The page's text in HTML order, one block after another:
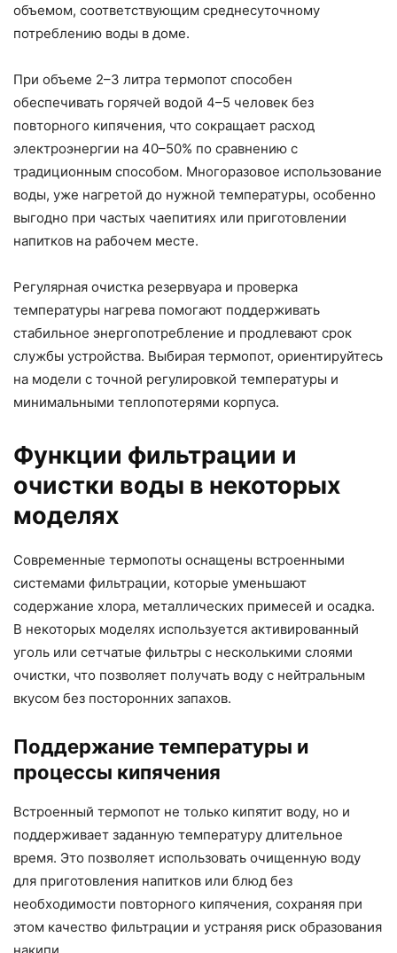
объемом, соответствующим среднесуточному
потреблению воды в доме.
При объеме 2–3 литра термопот способен
обеспечивать горячей водой 4–5 человек без
повторного кипячения, что сокращает расход
электроэнергии на 40–50% по сравнению с
традиционным способом. Многоразовое использование
воды, уже нагретой до нужной температуры, особенно
выгодно при частых чаепитиях или приготовлении
напитков на рабочем месте.
Регулярная очистка резервуара и проверка
температуры нагрева помогают поддерживать
стабильное энергопотребление и продлевают срок
службы устройства. Выбирая термопот, ориентируйтесь
на модели с точной регулировкой температуры и
минимальными теплопотерями корпуса.
Функции фильтрации и
очистки воды в некоторых
моделях
Современные термопоты оснащены встроенными
системами фильтрации, которые уменьшают
содержание хлора, металлических примесей и осадка.
В некоторых моделях используется активированный
уголь или сетчатые фильтры с несколькими слоями
очистки, что позволяет получать воду с нейтральным
вкусом без посторонних запахов.
Поддержание температуры и
процессы кипячения
Встроенный термопот не только кипятит воду, но и
поддерживает заданную температуру длительное
время. Это позволяет использовать очищенную воду
для приготовления напитков или блюд без
необходимости повторного кипячения, сохраняя при
этом качество фильтрации и устраняя риск образования